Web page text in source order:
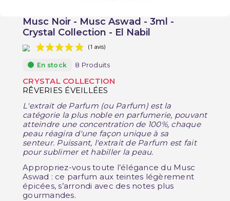
Musc Noir - Musc Aswad - 3ml -
Crystal Collection - El Nabil
(1 avis)
En stock 8 Produits
CRYSTAL COLLECTION
RÊVERIES ÉVEILLÉES
L'extrait de Parfum (ou Parfum) est la
catégorie la plus noble en parfumerie, pouvant
atteindre une concentration de 100%, chaque
peau réagira d'une façon unique à sa
senteur. Puissant, l'extrait de Parfum est fait
pour sublimer et habiller la peau.
Appropriez-vous toute l’élégance du Musc
Aswad : ce parfum aux teintes légèrement
épicées, s’arrondi avec des notes plus
gourmandes.